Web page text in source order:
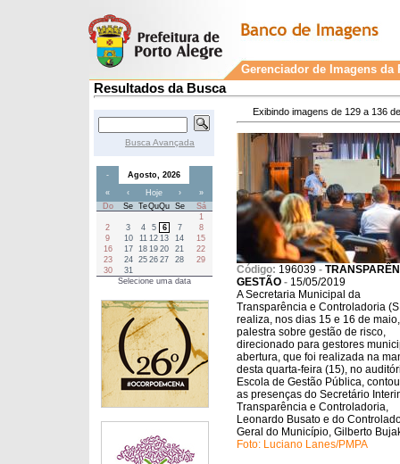
Gerenciador de Imagens da
Resultados da Busca
Exibindo imagens de 129 a 136
Código: 196039 -
GESTÃO - 15/05/2019
A Secretaria Municipal da
Transparência e Controladoria
realiza, nos dias 15 e 16 de maio,
palestra sobre gestão de risco,
direcionado para gestores
abertura, que foi realizada na
desta quarta-feira (15), no
Escola de Gestão Pública,
as presenças do Secretário
Transparência e Controladoria,
Leonardo Busato e do
Geral do Município, Gilberto
Foto: Luciano Lanes/PMPA
Busca Avançada
-
Agosto, 2026
«
‹ Hoje ›
»
Do
Se TeQuQu Se
Sá
1
2
3 4 5 6 7
8
9
10 11 12 13 14
15
16
17 18 19 20 21
22
23
24 25 26 27 28
29
30
31
Selecione uma data